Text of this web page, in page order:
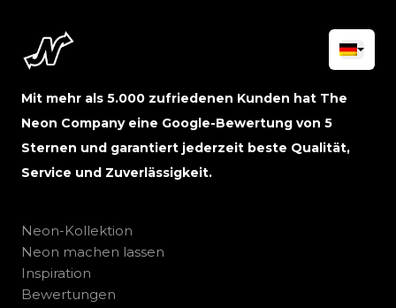
Mit mehr als 5.000 zufriedenen Kunden hat The
Neon Company eine Google-Bewertung von 5
Sternen und garantiert jederzeit beste Qualität,
Service und Zuverlässigkeit.
Neon-Kollektion
Neon machen lassen
Inspiration
Bewertungen